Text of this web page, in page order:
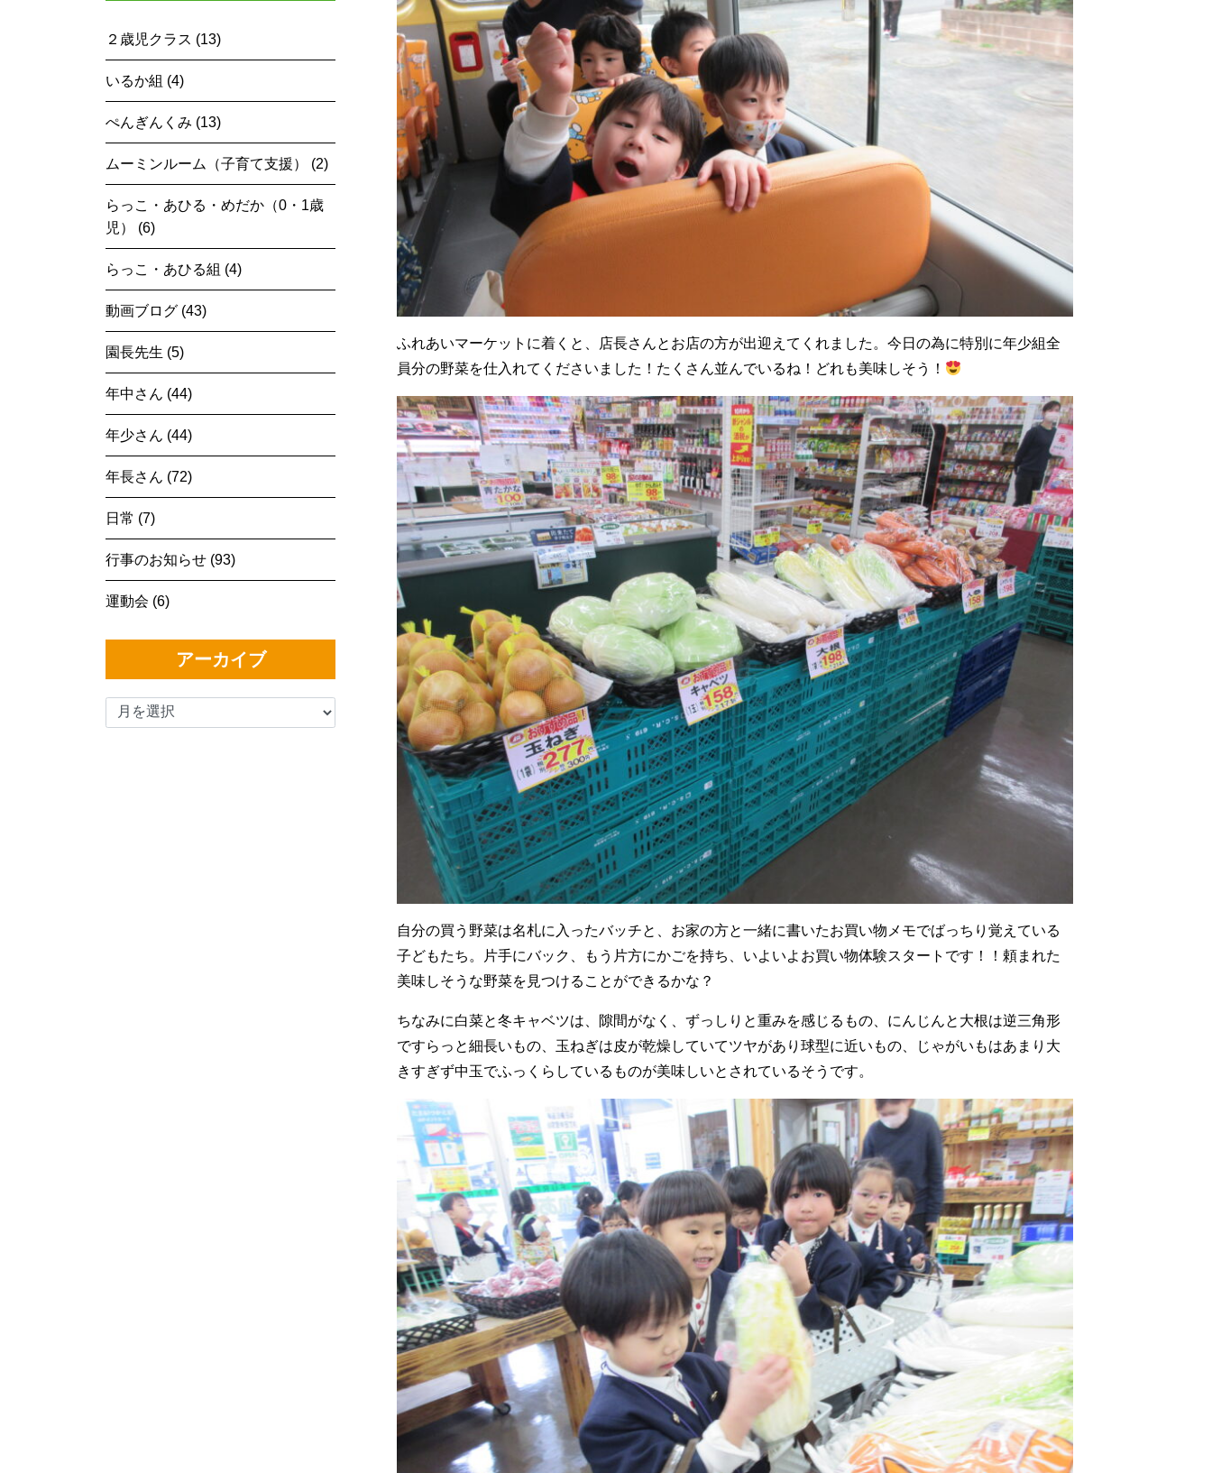
２歳児クラス (13)
いるか組 (4)
ぺんぎんくみ (13)
ムーミンルーム（子育て支援） (2)
らっこ・あひる・めだか（0・1歳
児） (6)
らっこ・あひる組 (4)
動画ブログ (43)
園長先生 (5)
年中さん (44)
年少さん (44)
年長さん (72)
日常 (7)
行事のお知らせ (93)
運動会 (6)
アーカイブ
ふれあいマーケットに着くと、店長さんとお店の方が出迎えてくれました。今日の為に特別に年少組全
員分の野菜を仕入れてくださいました！たくさん並んでいるね！どれも美味しそう！
自分の買う野菜は名札に入ったバッチと、お家の方と一緒に書いたお買い物メモでばっちり覚えている
子どもたち。片手にバック、もう片方にかごを持ち、いよいよお買い物体験スタートです！！頼まれた
美味しそうな野菜を見つけることができるかな？
ちなみに白菜と冬キャベツは、隙間がなく、ずっしりと重みを感じるもの、にんじんと大根は逆三角形
ですらっと細長いもの、玉ねぎは皮が乾燥していてツヤがあり球型に近いもの、じゃがいもはあまり大
きすぎず中玉でふっくらしているものが美味しいとされているそうです。